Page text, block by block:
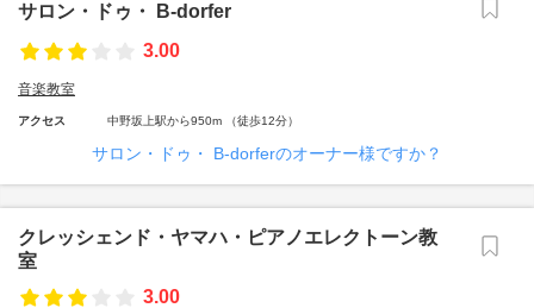
サロン・ドゥ・ B-dorfer
3.00
音楽教室
アクセス 中野坂上駅から950m （徒歩12分）
サロン・ドゥ・ B-dorferのオーナー様ですか？
クレッシェンド・ヤマハ・ピアノエレクトーン教
室
3.00